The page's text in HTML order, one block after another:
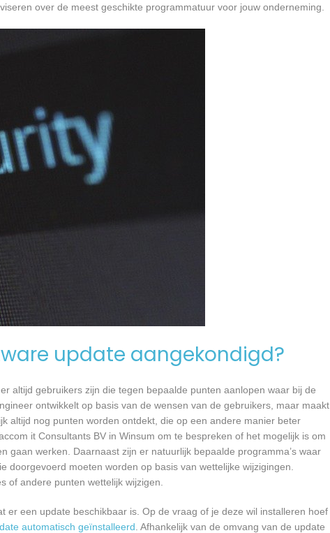
over de meest geschikte programmatuur voor jouw onderneming.
update aangekondigd?
altijd gebruikers zijn die tegen bepaalde punten aanlopen waar bij de
ontwikkelt op basis van de wensen van de gebruikers, maar maakt
altijd nog punten worden ontdekt, die op een andere manier beter
it Consultants BV in Winsum om te bespreken of het mogelijk is om
gaan werken. Daarnaast zijn er natuurlijk bepaalde programma’s waar
moeten worden op basis van wettelijke wijzigingen.
of andere punten wettelijk wijzigen.
een update beschikbaar is. Op de vraag of je deze wil installeren hoef
automatisch geïnstalleerd . Afhankelijk van de omvang van de update